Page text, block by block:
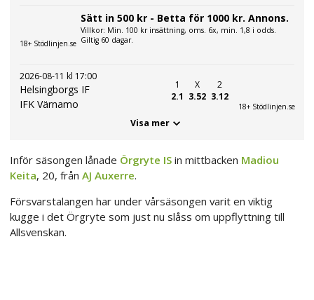
18+ Stödlinjen.se
Sätt in 500 kr - Betta för 1000 kr. Annons.
Villkor: Min. 100 kr insättning, oms. 6x, min. 1,8 i odds.
Giltig 60 dagar.
2026-08-11 kl 17:00
Helsingborgs IF
IFK Värnamo
1
2.1
X
3.52
2
3.12
18+ Stödlinjen.se
Visa mer
Inför säsongen lånade Örgryte IS in mittbacken Madiou
Keita, 20, från AJ Auxerre.
Försvarstalangen har under vårsäsongen varit en viktig
kugge i det Örgryte som just nu slåss om uppflyttning till
Allsvenskan.